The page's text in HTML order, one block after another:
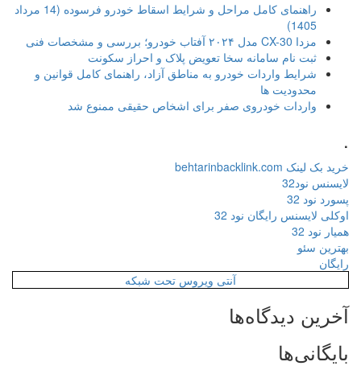
راهنمای کامل مراحل و شرایط اسقاط خودرو فرسوده (14 مرداد
1405)
مزدا CX-30 مدل ۲۰۲۴ آفتاب خودرو؛ بررسی و مشخصات فنی
ثبت نام سامانه سخا تعویض پلاک و احراز سکونت
شرایط واردات خودرو به مناطق آزاد، راهنمای کامل قوانین و
محدودیت ها
واردات خودروی صفر برای اشخاص حقیقی ممنوع شد
خرید بک لینک behtarinbacklink.com
لایسنس نود32
پسورد نود 32
اوکلی لایسنس رایگان نود 32
همیار نود 32
بهترین سئو
رایگان
آنتی ویروس تحت شبکه
آخرین دیدگاه‌ها
بایگانی‌ها